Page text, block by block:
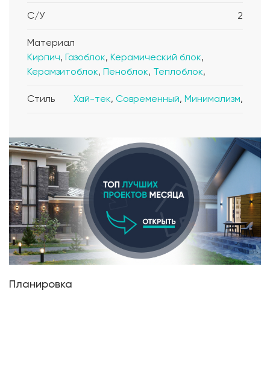
С/У 2
Материал
Кирпич, Газоблок, Керамический блок,
Керамзитоблок, Пеноблок, Теплоблок,
Стиль Хай-тек, Современный, Минимализм,
Планировка